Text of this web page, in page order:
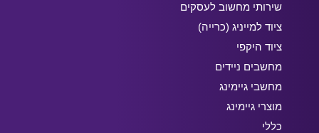
שירותי מחשוב לעסקים
ציוד למייניג (כרייה)
ציוד היקפי
מחשבים ניידים
מחשבי גיימינג
מוצרי גיימינג
כללי